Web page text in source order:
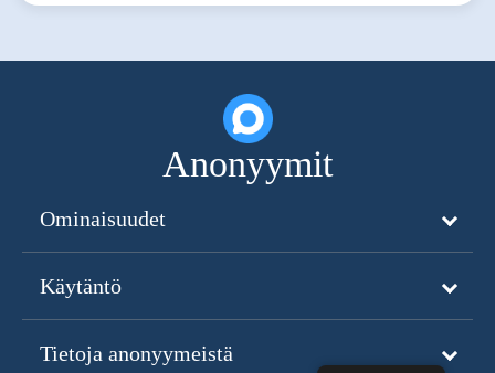
Anonyymit
Ominaisuudet
Käytäntö
Tietoja anonyymeistä